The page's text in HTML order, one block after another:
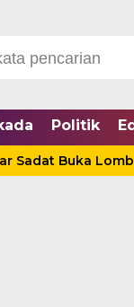
Politik
Lomba